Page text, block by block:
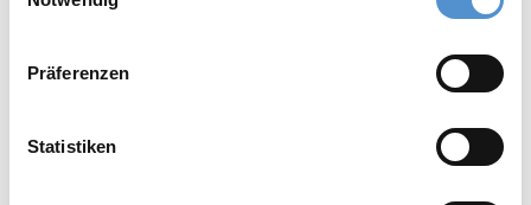
Präferenzen
Statistiken